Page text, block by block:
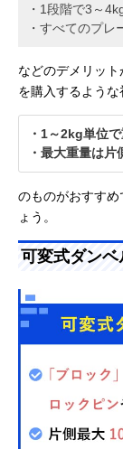
・1段階で3～
・すべてのプ
などのデメリッ
を購入するよう
・1～2kg単位
・最大重量は
のものがおすす
ょう。
可変式ダンベ